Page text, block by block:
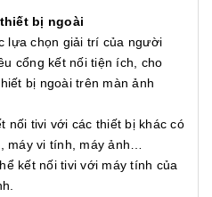
bị ngoài
lựa chọn giải trí của người
cổng kết nối tiện ích, cho
bị ngoài trên màn ảnh
nối tivi với các thiết bị khác có
máy vi tính, máy ảnh…
kết nối tivi với máy tính của